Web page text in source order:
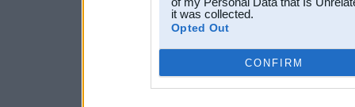
it was collected.
Opted Out
CONFIRM